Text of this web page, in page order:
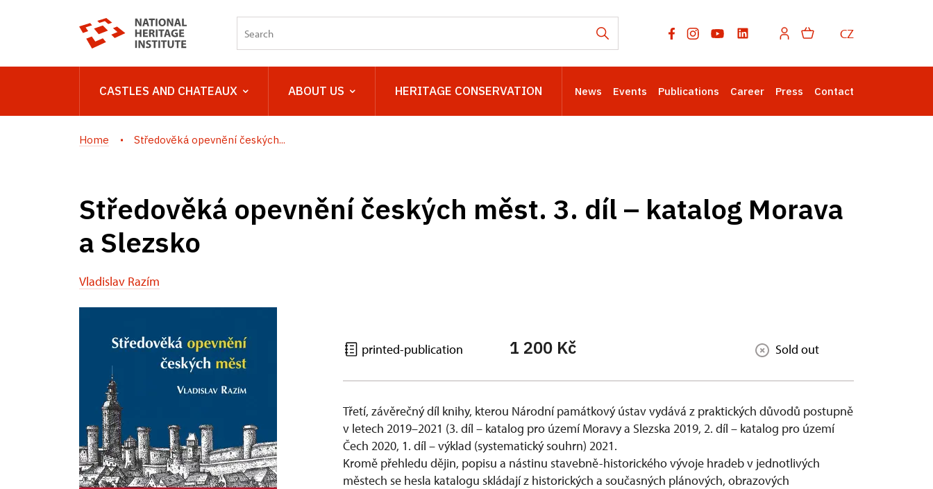
CZ
CASTLES AND CHATEAUX ABOUT US HERITAGE CONSERVATION News Events Publications Career Press Contact
Home Středověká opevnění českých...
Středověká opevnění českých měst. 3. díl – katalog Morava
a Slezsko
Vladislav Razím
printed-publication 1 200 Kč Sold out
Třetí, závěrečný díl knihy, kterou Národní památkový ústav vydává z praktických důvodů postupně
v letech 2019–2021 (3. díl – katalog pro území Moravy a Slezska 2019, 2. díl – katalog pro území
Čech 2020, 1. díl – výklad (systematický souhrn) 2021.
Kromě přehledu dějin, popisu a nástinu stavebně-historického vývoje hradeb v jednotlivých
městech se hesla katalogu skládají z historických a současných plánových, obrazových